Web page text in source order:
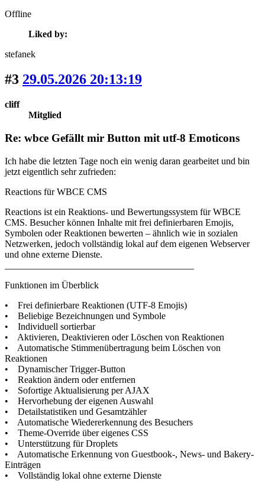
Offline
Liked by:
stefanek
#3 29.05.2026 20:13:19
cliff
Mitglied
Re: wbce Gefällt mir Button mit utf-8 Emoticons
Ich habe die letzten Tage noch ein wenig daran gearbeitet und bin
jetzt eigentlich sehr zufrieden:
Reactions für WBCE CMS
Reactions ist ein Reaktions- und Bewertungssystem für WBCE
CMS. Besucher können Inhalte mit frei definierbaren Emojis,
Symbolen oder Reaktionen bewerten – ähnlich wie in sozialen
Netzwerken, jedoch vollständig lokal auf dem eigenen Webserver
und ohne externe Dienste.
Funktionen im Überblick
• Frei definierbare Reaktionen (UTF-8 Emojis)
• Beliebige Bezeichnungen und Symbole
• Individuell sortierbar
• Aktivieren, Deaktivieren oder Löschen von Reaktionen
• Automatische Stimmenübertragung beim Löschen von
Reaktionen
• Dynamischer Trigger-Button
• Reaktion ändern oder entfernen
• Sofortige Aktualisierung per AJAX
• Hervorhebung der eigenen Auswahl
• Detailstatistiken und Gesamtzähler
• Automatische Wiedererkennung des Besuchers
• Theme-Override über eigenes CSS
• Unterstützung für Droplets
• Automatische Erkennung von Guestbook-, News- und Bakery-
Einträgen
• Vollständig lokal ohne externe Dienste